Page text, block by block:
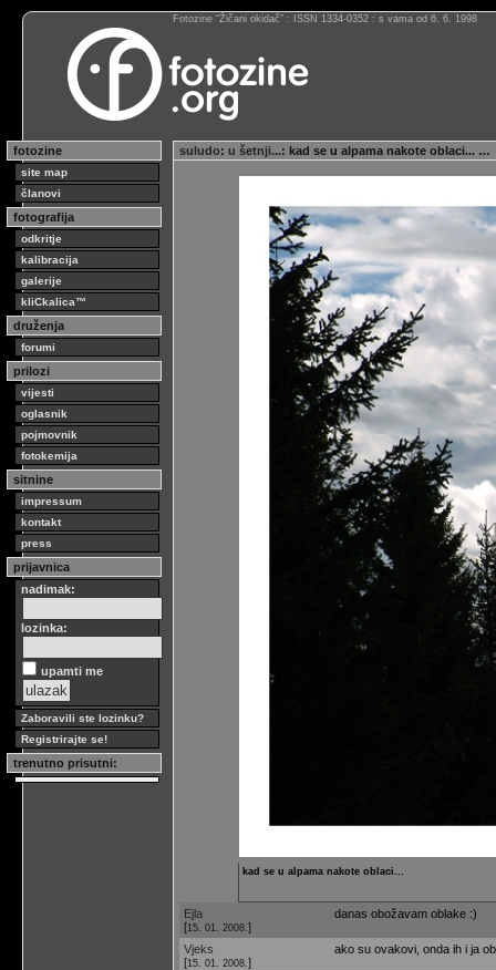
Fotozine “Žičani okidač” : ISSN 1334-0352 : s vama od 6. 6. 1998
fotozine
site map
članovi
fotografija
odkritje
kalibracija
galerije
kliCkalica™
druženja
forumi
prilozi
vijesti
oglasnik
pojmovnik
fotokemija
sitnine
impressum
kontakt
press
prijavnica
nadimak:
lozinka:
upamti me
Zaboravili ste lozinku?
Registrirajte se!
trenutno prisutni:
suludo: u šetnji...: kad se u alpama nakote oblaci... …
kad se u alpama nakote oblaci...
Ejla
[15. 01. 2008. ]
danas obožavam oblake :)
Vjeks
[15. 01. 2008. ]
ako su ovakovi, onda ih i ja